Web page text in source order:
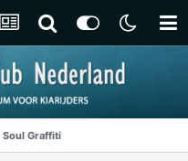
Soul Graffiti